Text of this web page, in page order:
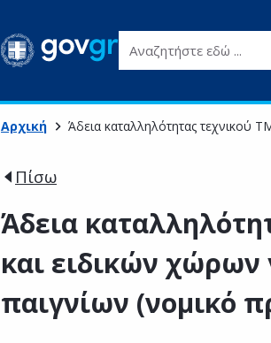
Αναζητήστε εδώ ...
Αρχική Άδεια καταλληλότητας τεχνικού
Πίσω
Άδεια
και ειδικών χώρων
παιγνίων (νομικό